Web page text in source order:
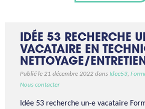
IDÉE 53 RECHERCHE
VACATAIRE EN
NETTOYAGE/
Publié le 21 décembre 2022 dans Idee53,
Nous contacter
Idée 53 recherche un-e vacataire